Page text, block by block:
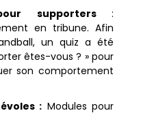
supporters :
en tribune. Afin
un quiz a été
êtes-vous ? » pour
son comportement
: Modules pour